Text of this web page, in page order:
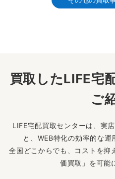
買取したLIFE宅
ご
LIFE宅配買取センターは、実
と、WEB特化の効率的な運
全国どこからでも、コストを抑
価買取」を可能